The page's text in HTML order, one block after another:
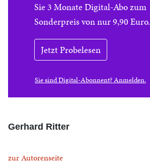
Sie 3 Monate Digital-Abo zum
Sonderpreis von nur 9,90 Euro.
Jetzt Probelesen
Sie sind Digital-Abonnent? Anmelden.
Gerhard Ritter
zur Autorenseite